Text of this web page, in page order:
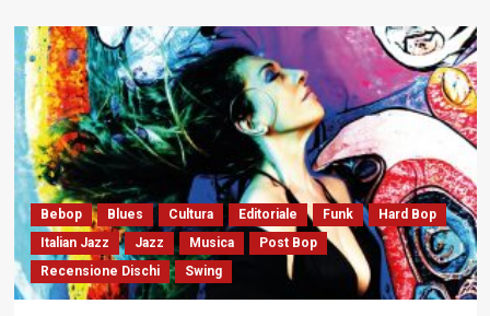
su
«La
Materia
del
Suono»
di
Diego
Petrini
progressioni
multistrato
che
oltrepassano
la
sintassi
Bebop Blues Cultura Editoriale Funk
Hard Bop
Italian Jazz
Jazz Musica
Post Bop
Recensione Dischi
Swing